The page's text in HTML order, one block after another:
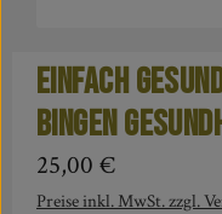
Einfach
Bingen
Regulärer Preis:
25,00 €
Preise inkl. MwSt. zzgl.